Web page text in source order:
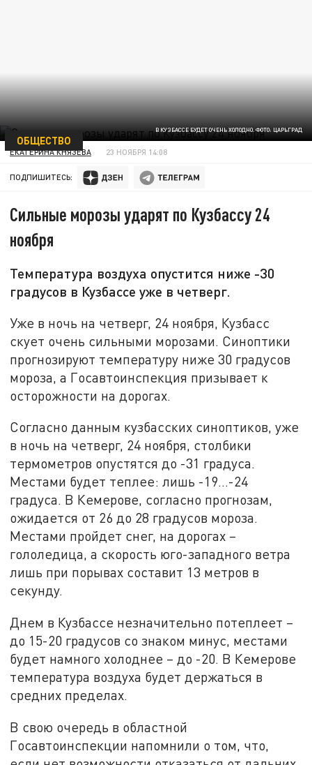
В КУЗБАССЕ БУДЕТ ОЧЕНЬ ХОЛОДНО. ФОТО: ЦАРЬГРАД
ОБЩЕСТВО
ЕКАТЕРИНА КНЯЗЕВА 23 НОЯБРЯ 14:08
ПОДПИШИТЕСЬ:
Сильные морозы ударят по Кузбассу 24
ноября
Температура воздуха опустится ниже -30
градусов в Кузбассе уже в четверг.
Уже в ночь на четверг, 24 ноября, Кузбасс
скует очень сильными морозами. Синоптики
прогнозируют температуру ниже 30 градусов
мороза, а Госавтоинспекция призывает к
осторожности на дорогах.
Согласно данным кузбасских синоптиков, уже
в ночь на четверг, 24 ноября, столбики
термометров опустятся до -31 градуса.
Местами будет теплее: лишь -19…-24
градуса. В Кемерове, согласно прогнозам,
ожидается от 26 до 28 градусов мороза.
Местами пройдет снег, на дорогах –
гололедица, а скорость юго-западного ветра
лишь при порывах составит 13 метров в
секунду.
Днем в Кузбассе незначительно потеплеет –
до 15-20 градусов со знаком минус, местами
будет намного холоднее – до -20. В Кемерове
температура воздуха будет держаться в
средних пределах.
В свою очередь в областной
Госавтоинспекции напомнили о том, что,